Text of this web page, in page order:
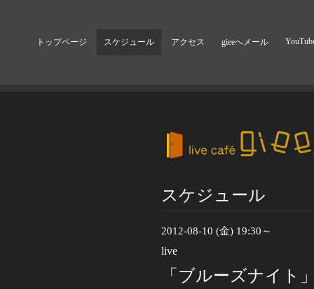
トップページ スケジュール アクセス gieeへメール
スケジュール
2012-08-10 (金) 19:30～
live
「ブルーズナイト